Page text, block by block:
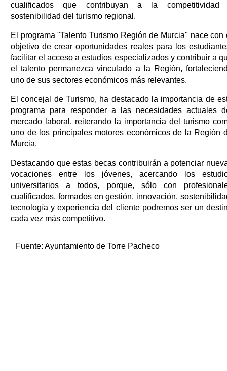
cualificados que contribuyan a la competitividad
sostenibilidad del turismo regional.
El programa "Talento Turismo Región de Murcia" nace con
objetivo de crear oportunidades reales para los
facilitar el acceso a estudios especializados y contribuir a
el talento permanezca vinculado a la Región,
uno de sus sectores económicos más relevantes.
El concejal de Turismo, ha destacado la importancia de
programa para responder a las necesidades actuales
mercado laboral, reiterando la importancia del turismo
uno de los principales motores económicos de la Región
Murcia.
Destacando que estas becas contribuirán a potenciar
vocaciones entre los jóvenes, acercando los
universitarios a todos, porque, sólo con
cualificados, formados en gestión, innovación,
tecnología y experiencia del cliente podremos ser un
cada vez más competitivo.
Fuente: Ayuntamiento de Torre Pacheco